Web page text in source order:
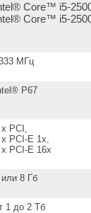
Core™ i5-
Core™ i5-
МГц
P67
x PCI,
PCI-E 1x,
x PCI-E 16x
8 Гб
1 до 2 Тб